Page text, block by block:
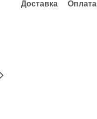
Доставка Оплата